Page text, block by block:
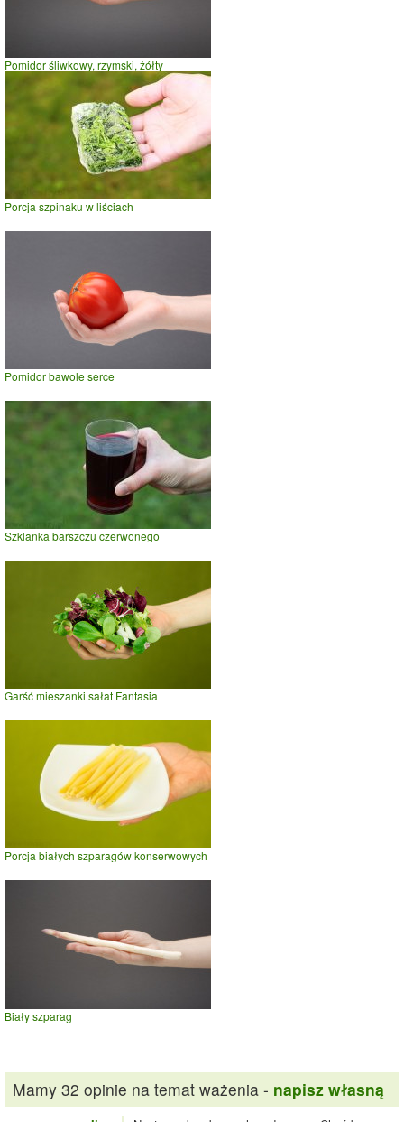
Pomidor śliwkowy, rzymski, żółty
Porcja szpinaku w liściach
Pomidor bawole serce
Szklanka barszczu czerwonego
Garść mieszanki sałat Fantasia
Porcja białych szparagów konserwowych
Biały szparag
Mamy 32 opinie na temat ważenia - napisz własną